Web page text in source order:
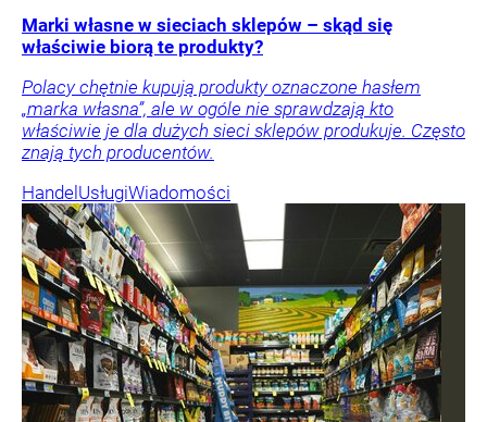
Marki własne w sieciach sklepów – skąd się
właściwie biorą te produkty?
Polacy chętnie kupują produkty oznaczone hasłem
„marka własna”, ale w ogóle nie sprawdzają kto
właściwie je dla dużych sieci sklepów produkuje. Często
znają tych producentów.
HandelUsługiWiadomości